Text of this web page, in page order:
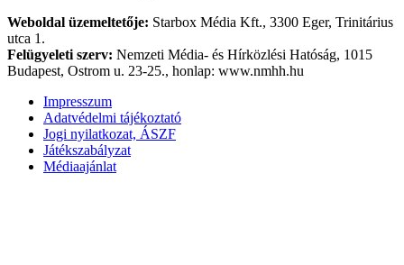
Weboldal üzemeltetője: Starbox Média Kft., 3300 Eger, Trinitárius
utca 1.
Felügyeleti szerv: Nemzeti Média- és Hírközlési Hatóság, 1015
Budapest, Ostrom u. 23-25., honlap: www.nmhh.hu
Impresszum
Adatvédelmi tájékoztató
Jogi nyilatkozat, ÁSZF
Játékszabályzat
Médiaajánlat